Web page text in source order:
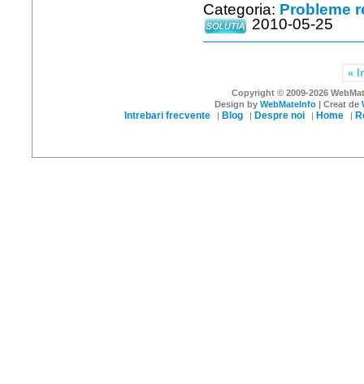
Categoria: Probleme
2010-05-25
«
Copyright © 2009-2026
Design byWebMateInfo | Creat de
Intrebari frecvente | Blog | Despre noi | Home |